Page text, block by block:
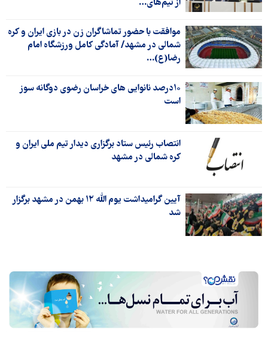
از تیم‌های…
موافقت با حضور تماشاگران زن در بازی ایران و کره
شمالی در مشهد/ آمادگی کامل ورزشگاه امام
رضا(ع)…
۱۰درصد نانوایی های خراسان رضوی دوگانه سوز
است
انتصاب رئیس ستاد برگزاری دیدار تیم ملی ایران و
کره شمالی در مشهد
آیین گرامیداشت یوم الله ۱۲ بهمن در مشهد برگزار
شد